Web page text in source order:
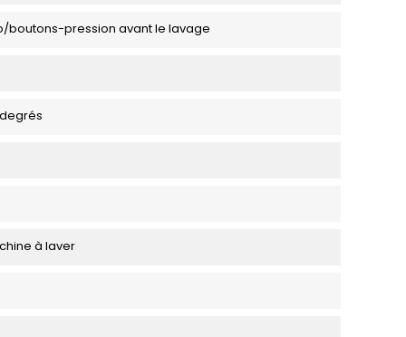
boutons-pression avant le lavage
à laver